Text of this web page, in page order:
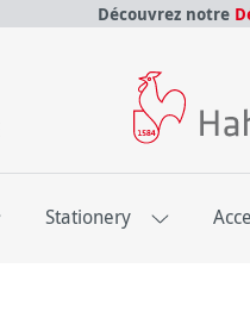
Découvrez notre
Stationery